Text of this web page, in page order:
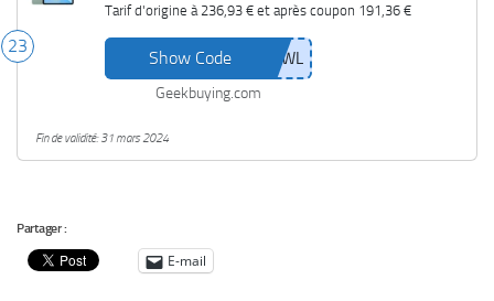
23
Tarif d'origine à 236,93 €et après coupon 191,36 €
Show Code
Geekbuying.com
Fin de validité: 31 mars 2024
Partager :
E-mail